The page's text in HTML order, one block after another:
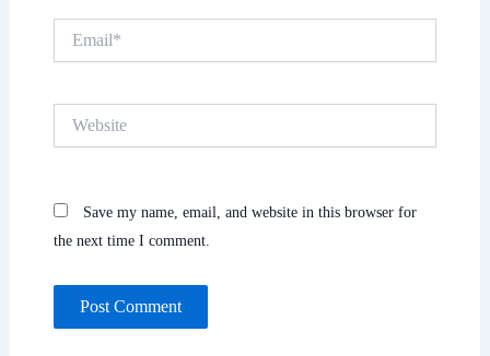
Save my name, email, and website in this browser for
the next time I comment.